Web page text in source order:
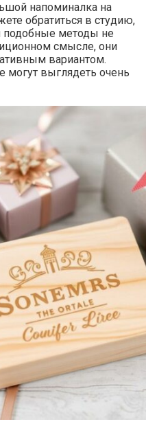
напоминалка на
обратиться в студию,
методы не
смысле, они
вариантом.
могут выглядеть очень